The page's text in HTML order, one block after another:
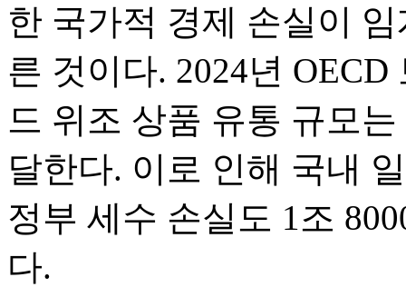
한 국가적 경제 손실이
른 것이다. 2024년
드 위조 상품 유통 규모
달한다. 이로 인해 국내
정부 세수 손실도 1조
다.